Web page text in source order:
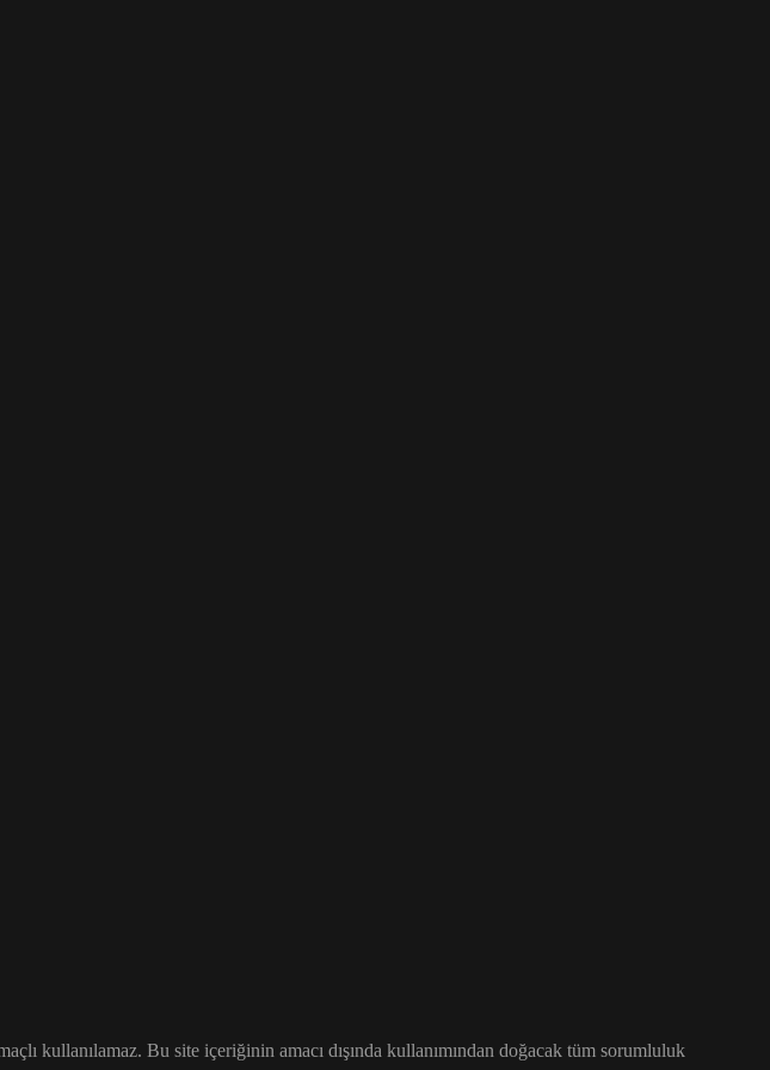
kullanılamaz. Bu site içeriğinin amacı dışında kullanımından doğacak tüm sorumluluk